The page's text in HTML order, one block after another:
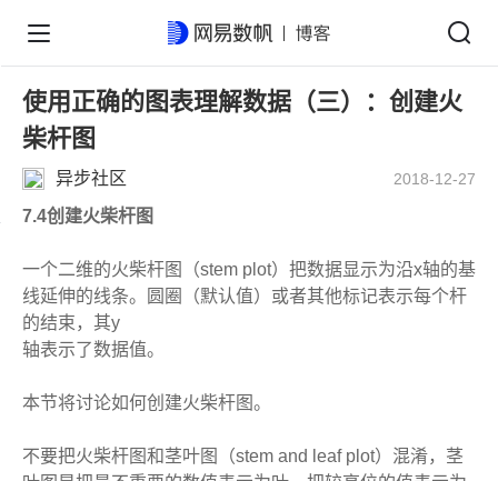
使用正确的图表理解数据（三）：创建火
柴杆图
异步社区 2018-12-27
7.4创建火柴杆图
一个二维的火柴杆图（stem plot）把数据显示为沿x轴的基
线延伸的线条。圆圈（默认值）或者其他标记表示每个杆
的结束，其y
轴表示了数据值。
本节将讨论如何创建火柴杆图。
不要把火柴杆图和茎叶图（stem and leaf plot）混淆，茎